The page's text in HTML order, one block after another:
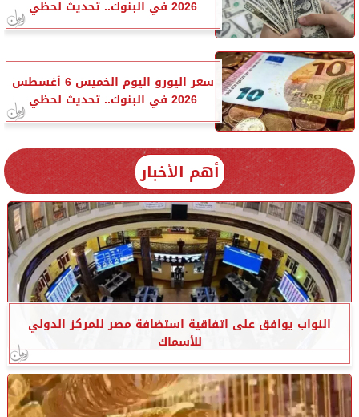
2026 في البنوك.. تحديث لحظي
سعر اليورو اليوم الخميس 6 أغسطس
2026 في البنوك.. تحديث لحظي
أهم الأخبار
النواب يوافق على اتفاقية استضافة مصر للمركز الدولي
للأسماك